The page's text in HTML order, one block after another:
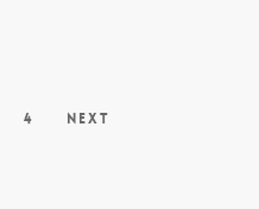
4 Next